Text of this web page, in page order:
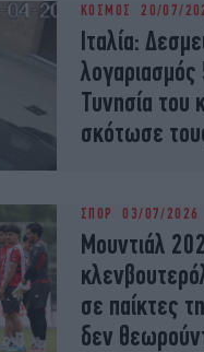
OCEAN ΚΟΣΜΟΣ 20/07/
Ιταλία:
Τυνησία του
σκότωσε
ΣΠΟΡ 03/07/2026
Μουντιάλ
σε παίκτες
δεν